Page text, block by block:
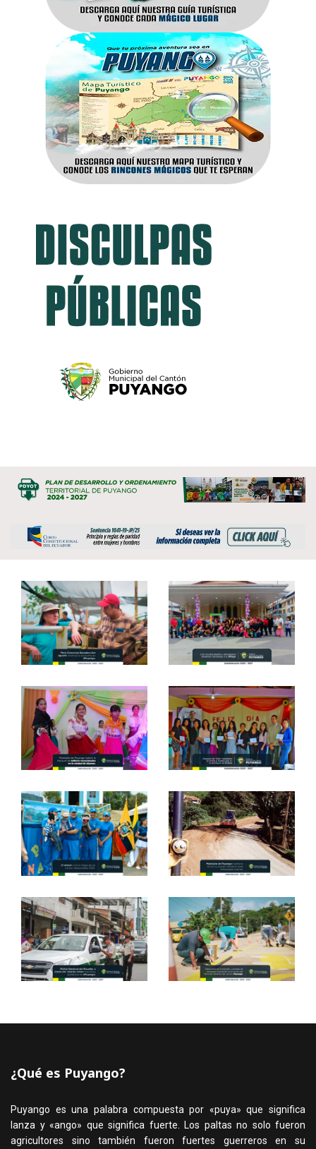
¿Qué es Puyango?
Puyango es una palabra compuesta por «puya» que significa
lanza y «ango» que significa fuerte. Los paltas no solo fueron
agricultores sino también fueron fuertes guerreros en su